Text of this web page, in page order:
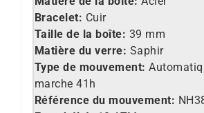
Bracelet: Cuir
Taille de la boîte: 39 mm
Matière du verre: Saphir
Type de mouvement:
marche 41h
Référence du mouvement: